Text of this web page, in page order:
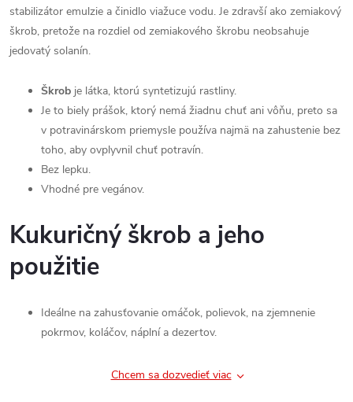
stabilizátor emulzie a činidlo viažuce vodu. Je zdravší ako zemiakový
škrob, pretože na rozdiel od zemiakového škrobu neobsahuje
jedovatý solanín.
Škrob je látka, ktorú syntetizujú rastliny.
Je to biely prášok, ktorý nemá žiadnu chuť ani vôňu, preto sa
v potravinárskom priemysle používa najmä na zahustenie bez
toho, aby ovplyvnil chuť potravín.
Bez lepku.
Vhodné pre vegánov.
Kukuričný škrob a jeho
použitie
Ideálne na zahusťovanie omáčok, polievok, na zjemnenie
pokrmov, koláčov, náplní a dezertov.
Chcem sa dozvedieť viac